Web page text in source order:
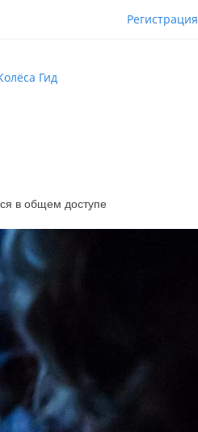
Регистрация
Гид
в общем доступе